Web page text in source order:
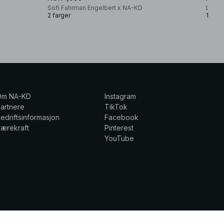
Sofi Fahrman Engelbert x NA-KD
2 farger
1
NA-KD
Instagram
TikTok
Facebook
Pinterest
YouTube